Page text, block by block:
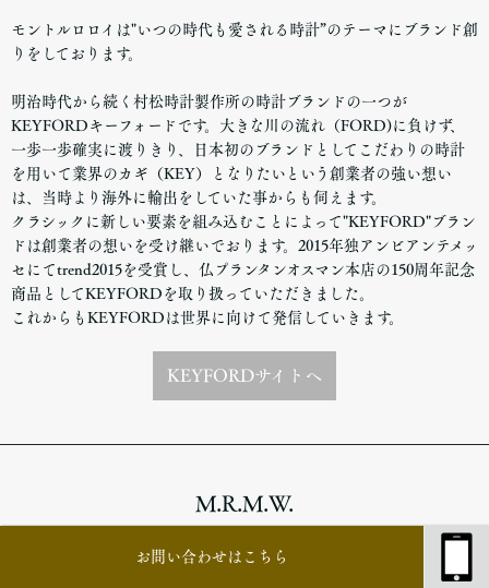
お問い合わせはこちら
モントルロロイは"いつの時代も愛される時計”のテーマにブランド創
りをしております。
明治時代から続く村松時計製作所の時計ブランドの一つが
KEYFORDキーフォードです。大きな川の流れ（FORD)に負けず、
一歩一歩確実に渡りきり、日本初のブランドとしてこだわりの時計
を用いて業界のカギ（KEY）となりたいという創業者の強い想い
は、当時より海外に輸出をしていた事からも伺えます。
クラシックに新しい要素を組み込むことによって"KEYFORD"ブラン
ドは創業者の想いを受け継いでおります。2015年独アンビアンテメッ
セにてtrend2015を受賞し、仏プランタンオスマン本店の150周年記念
商品としてKEYFORDを取り扱っていただきました。
これからもKEYFORDは世界に向けて発信していきます。
KEYFORDサイトヘ
M.R.M.W.
Montre Roroi Military Watch